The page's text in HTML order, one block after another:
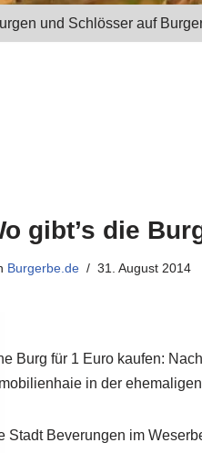
und Schlösser auf
gibt’s die
Burgerbe.de 31. August 2014
Burg für 1 Euro kaufen:
in der
Stadt Beverungen im